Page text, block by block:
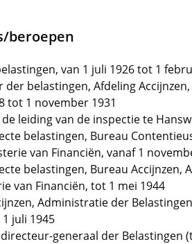
beroepen
van 1 juli 1926 tot 1
belastingen, Afdeling
tot 1 november 1931
leiding van de inspectie te
belastingen, Bureau
van Financiën, vanaf 1
belastingen, Bureau Accijnzen,
van Financiën, tot 1 mei 1944
Administratie der
juli 1945
generaal der Belastingen